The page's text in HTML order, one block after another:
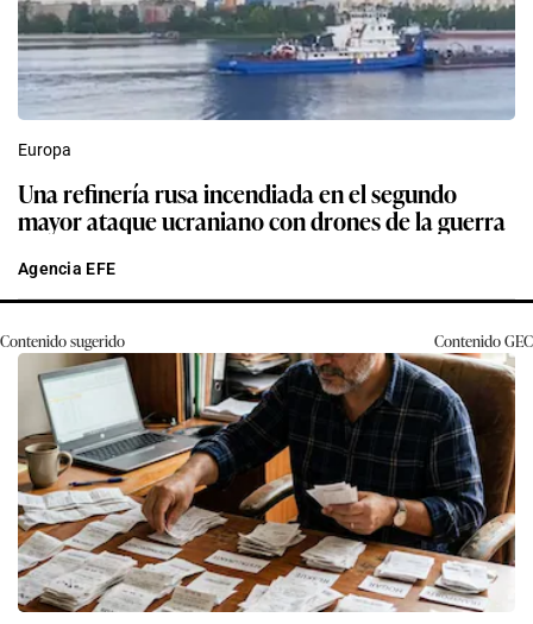
Europa
Una refinería rusa incendiada en el segundo
mayor ataque ucraniano con drones de la guerra
Agencia EFE
Contenido sugerido ContenidoGEC